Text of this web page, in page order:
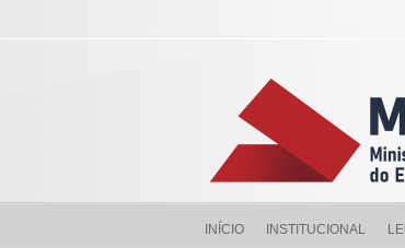
INÍCIO INSTITUCIONAL